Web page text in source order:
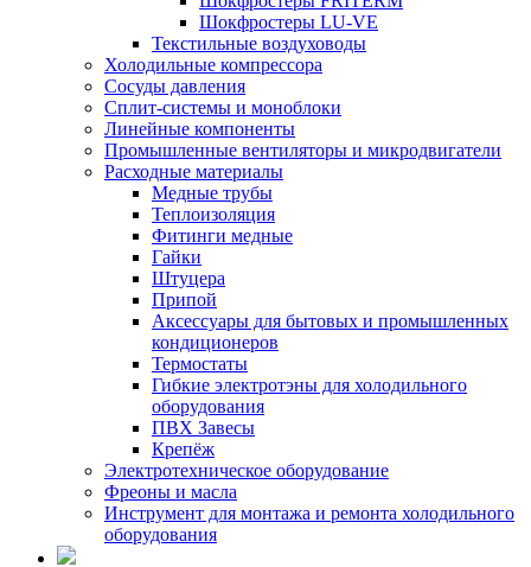
Шокфростеры LU-VE
Текстильные воздуховоды
Холодильные компрессора
Сосуды давления
Cплит-системы и моноблоки
Линейные компоненты
Промышленные вентиляторы и микродвигатели
Расходные материалы
Медные трубы
Теплоизоляция
Фитинги медные
Гайки
Штуцера
Припой
Аксессуары для бытовых и промышленных
кондиционеров
Термостаты
Гибкие электротэны для холодильного
оборудования
ПВХ Завесы
Крепёж
Электротехническое оборудование
Фреоны и масла
Инструмент для монтажа и ремонта холодильного
оборудования